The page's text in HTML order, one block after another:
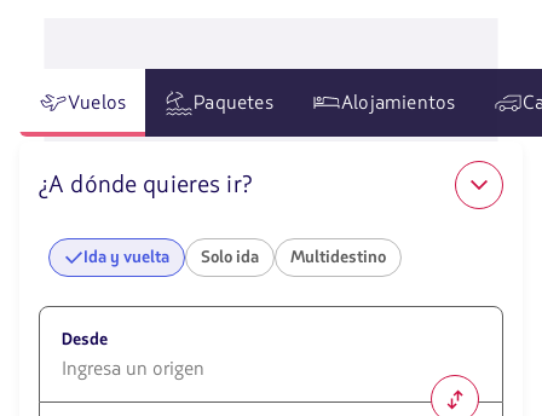
Vuelos Paquetes Alojamientos
¿A dónde quieres ir?
Ida y vuelta Solo ida Multidestino
Desde